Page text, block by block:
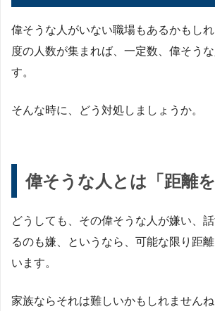
偉そうな人がいない職場もあるかもし
度の人数が集まれば、一定数、偉そう
す。
そんな時に、どう対処しましょうか。
偉そうな人とは「距離を
どうしても、その偉そうな人が嫌い、
るのも嫌、というなら、可能な限り距
います。
家族ならそれは難しいかもしれませんね